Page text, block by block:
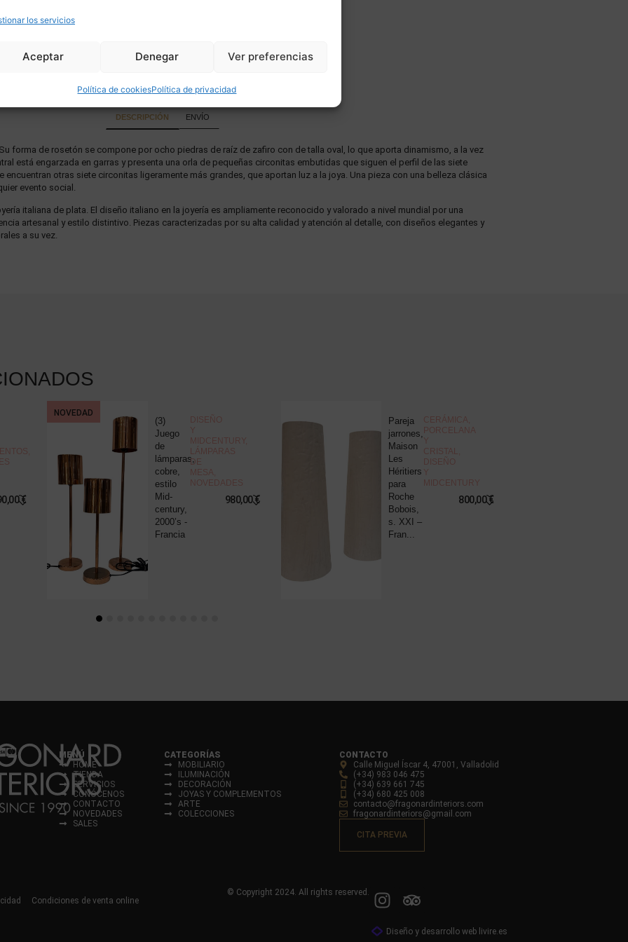
los servicios
Aceptar Denegar Ver preferencias
Política de cookiesPolítica de privacidad
DESCRIPCIÓN ENVÍO
forma de rosetón se compone por ocho piedras de raíz de zafiro con de talla oval, lo que aporta dinamismo, a la vez
está engarzada en garras y presenta una orla de pequeñas circonitas embutidas que siguen el perfil de las siete
encuentran otras siete circonitas ligeramente más grandes, que aportan luz a la joya. Una pieza con una belleza clásica
evento social.
italiana de plata. El diseño italiano en la joyería es ampliamente reconocido y valorado a nivel mundial por una
artesanal y estilo distintivo. Piezas caracterizadas por su alta calidad y atención al detalle, con diseños elegantes y
a su vez.
,
€
NOVEDAD
(3)
Juego
de
lámparas,
cobre,
estilo
Mid-
century,
2000’s -
Francia
DISEÑO
Y
MIDCENTURY,
LÁMPARAS
DE
MESA,
NOVEDADES
980,00€
Pareja
jarrones,
Maison
Les
Héritiers
para
Roche
Bobois,
s. XXI –
Fran...
CERÁMICA,
PORCELANA
Y
CRISTAL,
DISEÑO
Y
MIDCENTURY
800,00€
MENÚ
HOME
TIENDA
SERVICIOS
CONÓCENOS
CONTACTO
NOVEDADES
SALES
CATEGORÍAS
MOBILIARIO
ILUMINACIÓN
DECORACIÓN
JOYAS Y COMPLEMENTOS
ARTE
COLECCIONES
CONTACTO
Calle Miguel Íscar 4, 47001, Valladolid
(+34) 983 046 475
(+34) 639 661 745
(+34) 680 425 008
contacto@fragonardinteriors.com
fragonardinteriors@gmail.com
CITA PREVIA
Condiciones de venta online
© Copyright 2024. All rights reserved.
Diseño y desarrollo web livire.es